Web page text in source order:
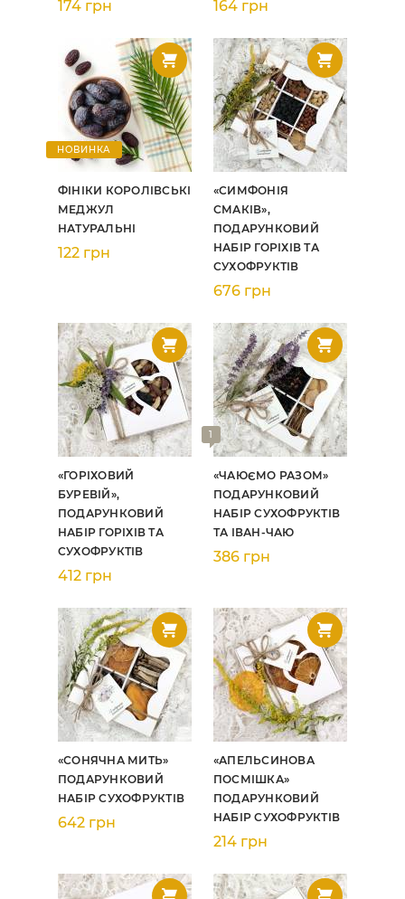
174 грн 164 грн
НОВИНКА
ФІНІКИ КОРОЛІВСЬКІ
МЕДЖУЛ
НАТУРАЛЬНІ
122 грн
«СИМФОНІЯ
СМАКІВ»,
ПОДАРУНКОВИЙ
НАБІР ГОРІХІВ ТА
СУХОФРУКТІВ
676 грн
«ГОРІХОВИЙ
БУРЕВІЙ»,
ПОДАРУНКОВИЙ
НАБІР ГОРІХІВ ТА
СУХОФРУКТІВ
412 грн
1
«ЧАЮЄМО РАЗОМ»
ПОДАРУНКОВИЙ
НАБІР СУХОФРУКТІВ
ТА ІВАН-ЧАЮ
386 грн
«СОНЯЧНА МИТЬ»
ПОДАРУНКОВИЙ
НАБІР СУХОФРУКТІВ
642 грн
«АПЕЛЬСИНОВА
ПОСМІШКА»
ПОДАРУНКОВИЙ
НАБІР СУХОФРУКТІВ
214 грн